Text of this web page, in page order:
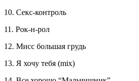
10. Секс-контроль
11. Рок-н-рол
12. Мисс большая грудь
13. Я хочу тебя (mix)